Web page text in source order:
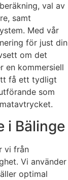
val av
samt
Med vår
för just din
om det
en kommersiell
få ett tydligt
som
i Bälinge
vi från
Vi använder
optimal